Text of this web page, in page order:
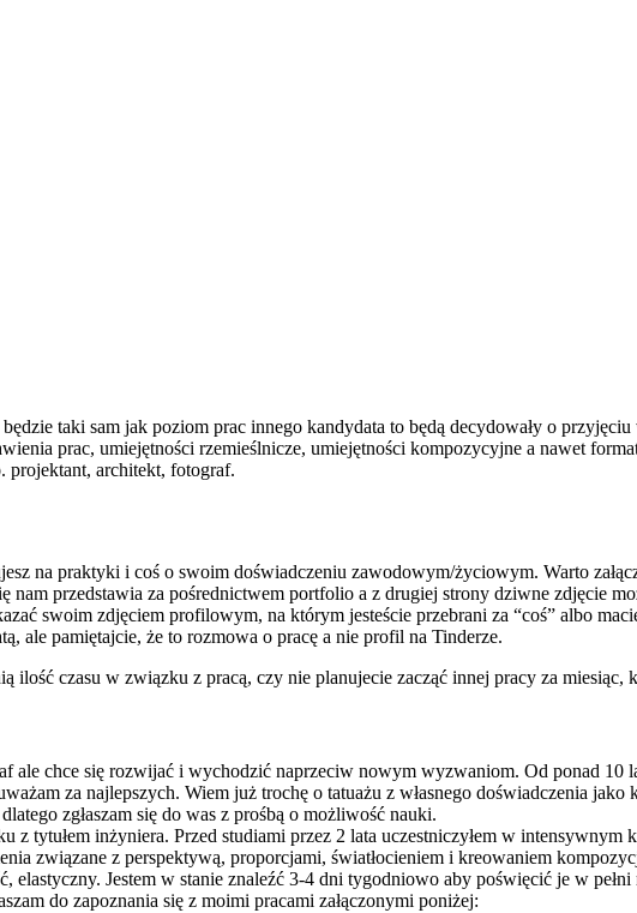
taki sam jak poziom prac innego kandydata to będą decydowały o
prac, umiejętności rzemieślnicze, umiejętności kompozycyjne a nawet
projektant, architekt, fotograf.
na praktyki i coś o swoim doświadczeniu zawodowym/życiowym. Warto
nam przedstawia za pośrednictwem portfolio a z drugiej strony dziwne zdjęcie
swoim zdjęciem profilowym, na którym jesteście przebrani za “coś” albo
ale pamiętajcie, że to rozmowa o pracę a nie profil na Tinderze.
czasu w związku z pracą, czy nie planujecie zacząć innej pracy za
ale chce się rozwijać i wychodzić naprzeciw nowym wyzwaniom. Od ponad 10
za najlepszych. Wiem już trochę o tatuażu z własnego doświadczenia jako
dlatego zgłaszam się do was z prośbą o możliwość nauki.
z tytułem inżyniera. Przed studiami przez 2 lata uczestniczyłem w
związane z perspektywą, proporcjami, światłocieniem i kreowaniem
elastyczny. Jestem w stanie znaleźć 3-4 dni tygodniowo aby poświęcić je w pełni
do zapoznania się z moimi pracami załączonymi poniżej: